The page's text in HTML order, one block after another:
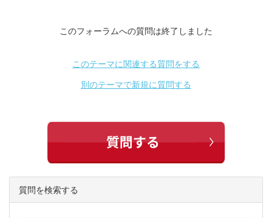
このフォーラムへの質問は終了しました
このテーマに関連する質問をする
別のテーマで新規に質問する
質問を検索する